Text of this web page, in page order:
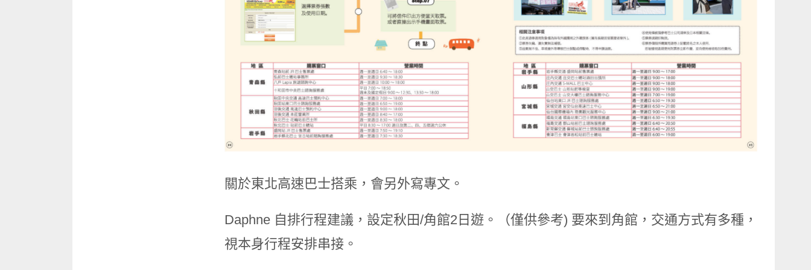
關於東北高速巴士搭乘，會另外寫專文。
Daphne 自排行程建議，設定秋田/角館2日遊。（僅供參考) 要來到角館，交通方式有多種，
視本身行程安排串接。